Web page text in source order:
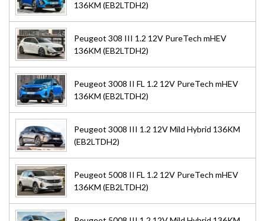
136KM (EB2LTDH2)
Peugeot 308 III 1.2 12V PureTech mHEV
136KM (EB2LTDH2)
Peugeot 3008 II FL 1.2 12V PureTech mHEV
136KM (EB2LTDH2)
Peugeot 3008 III 1.2 12V Mild Hybrid 136KM
(EB2LTDH2)
Peugeot 5008 II FL 1.2 12V PureTech mHEV
136KM (EB2LTDH2)